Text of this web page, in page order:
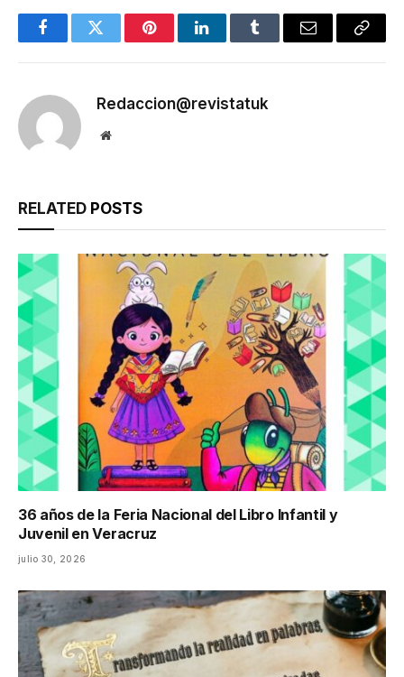
FacebookTwitter PinterestLinkedInTumblr Email
Copy
Redaccion@revistatuk
Website
RELATED POSTS
36 años de la Feria Nacional del Libro Infantil y
Juvenil en Veracruz
julio 30, 2026